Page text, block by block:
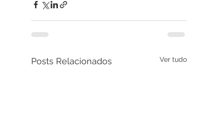
Posts Relacionados Ver tudo